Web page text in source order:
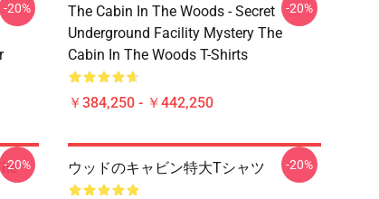
-20%
The Cabin In The Woods - Secret
Underground Facility Mystery The
Cabin In The Woods T-Shirts
￥384,250 - ￥442,250
-20%
-20% ウッドのキャビン特大Tシャツ -20%